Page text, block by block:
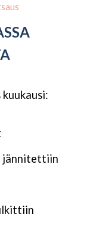
jännitettiin